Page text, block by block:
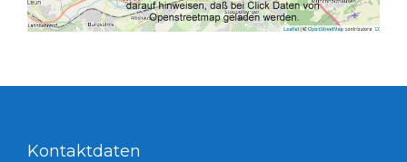
Kontaktdaten